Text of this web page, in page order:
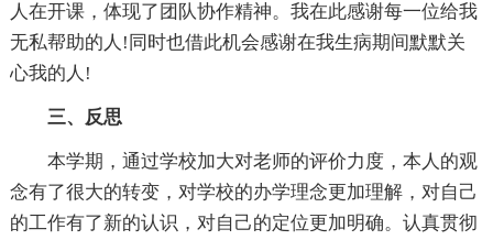
人在开课，体现了团队协作精神。我在此感谢每一位给我
无私帮助的人!同时也借此机会感谢在我生病期间默默关
心我的人!
三、反思
本学期，通过学校加大对老师的评价力度，本人的观
念有了很大的转变，对学校的办学理念更加理解，对自己
的工作有了新的认识，对自己的定位更加明确。认真贯彻